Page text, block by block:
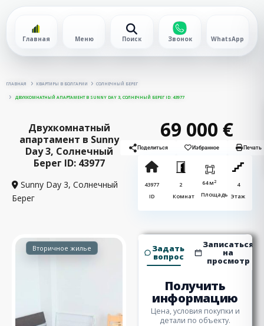
Главная Меню Поиск Звонок WhatsApp
ГЛАВНАЯ КВАРТИРЫ В БОЛГАРИИ СОЛНЕЧНЫЙ БЕРЕГ
ДВУХКОМНАТНЫЙ АПАРТАМЕНТ В SUNNY DAY 3, СОЛНЕЧНЫЙ БЕРЕГ ID: 43977
Двухкомнатный
апартамент в Sunny
Day 3, Солнечный
Берег ID: 43977
Sunny Day 3, Солнечный
Берег
69 000 €
Поделиться Избранное Печать
43977
ID
2
Комнат
64 м2
Площадь
4
Этаж
Вторичное жилье Задать
вопрос
Записаться
на
просмотр
Получить
информацию
Цена, условия покупки и
детали по объекту.